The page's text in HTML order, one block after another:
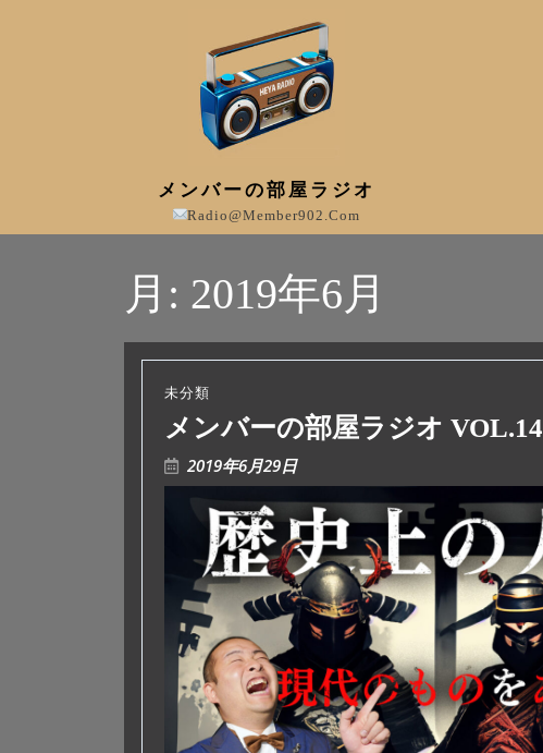
メンバーの部屋ラジオ
Radio@member902.com
月: 2019年6月
未分類
メンバーの部屋ラジオ VOL.14
2019年6月29日